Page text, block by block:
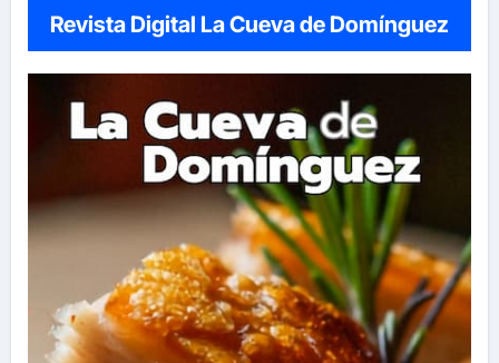
Revista Digital La Cueva de Domínguez